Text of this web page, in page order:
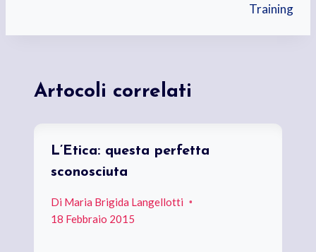
Training
Artocoli correlati
L’Etica: questa perfetta
sconosciuta
Di Maria Brigida Langellotti
18 Febbraio 2015